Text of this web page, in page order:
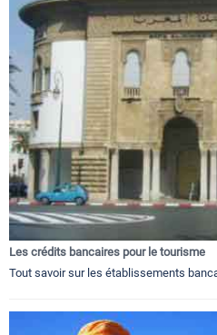
Les crédits bancaires pour le tourisme
Tout savoir sur les établissements